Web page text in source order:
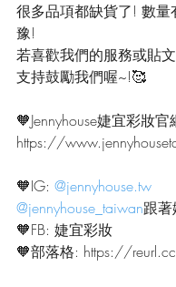
很多品項都缺貨了! 數量
豫!
若喜歡我們的服務或貼
支持鼓勵我們喔~!🥰
🧡Jennyhouse婕宜彩妝官
https://
🧡IG: @jennyhouse.tw
@jennyhouse_taiwan跟
🧡FB: 婕宜彩妝
🧡部落格: https://